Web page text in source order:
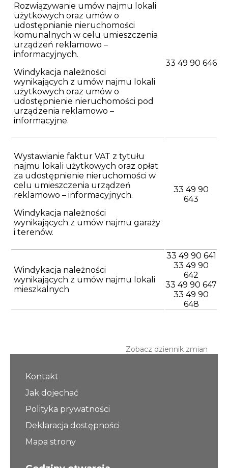
Rozwiązywanie umów najmu lokali
użytkowych oraz umów o
udostępnianie nieruchomości
komunalnych w celu umieszczenia
urządzeń reklamowo –
informacyjnych.
Windykacja należności
wynikających z umów najmu lokali
użytkowych oraz umów o
udostępnienie nieruchomości pod
urządzenia reklamowo –
informacyjne.
33 49 90 646
Wystawianie faktur VAT z tytułu
najmu lokali użytkowych oraz opłat
za udostępnienie nieruchomości w
celu umieszczenia urządzeń
reklamowo – informacyjnych.
Windykacja należności
wynikających z umów najmu garaży
i terenów.
33 49 90
643
Windykacja należności
wynikających z umów najmu lokali
mieszkalnych
33 49 90 641
33 49 90
642
33 49 90 647
33 49 90
648
Zobacz dziennik zmian
Kontakt
Jak dojechać
Polityka prywatności
Deklaracja dostępności
Mapa strony